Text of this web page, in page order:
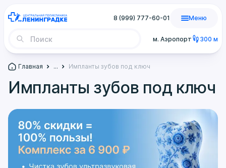
м. Аэропорт 300 м
8 (999) 777-60-01 Меню
Главная ... Импланты зубов под ключ
Импланты зубов под ключ